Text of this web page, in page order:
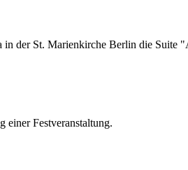
der St. Marienkirche Berlin die Suite
einer Festveranstaltung.